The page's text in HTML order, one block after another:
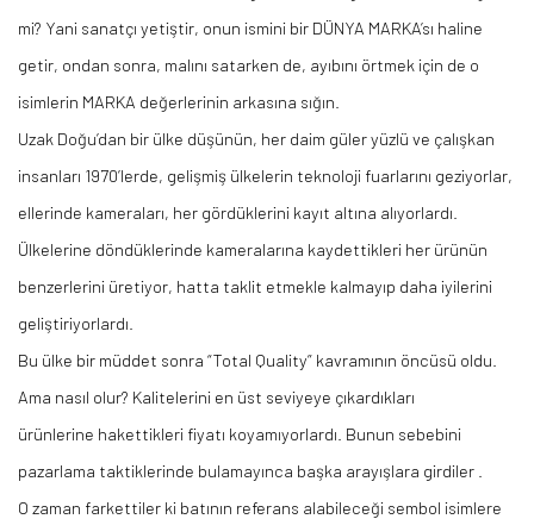
mi? Yani sanatçı yetiştir, onun ismini bir DÜNYA MARKA’sı haline
getir, ondan sonra, malını satarken de, ayıbını örtmek için de o
isimlerin MARKA değerlerinin arkasına sığın.
Uzak Doğu’dan bir ülke düşünün, her daim güler yüzlü ve çalışkan
insanları 1970’lerde, gelişmiş ülkelerin teknoloji fuarlarını geziyorlar,
ellerinde kameraları, her gördüklerini kayıt altına alıyorlardı.
Ülkelerine döndüklerinde kameralarına kaydettikleri her ürünün
benzerlerini üretiyor, hatta taklit etmekle kalmayıp daha iyilerini
geliştiriyorlardı.
Bu ülke bir müddet sonra “Total Quality” kavramının öncüsü oldu.
Ama nasıl olur? Kalitelerini en üst seviyeye çıkardıkları
ürünlerine hakettikleri fiyatı koyamıyorlardı. Bunun sebebini
pazarlama taktiklerinde bulamayınca başka arayışlara girdiler .
O zaman farkettiler ki batının referans alabileceği sembol isimlere